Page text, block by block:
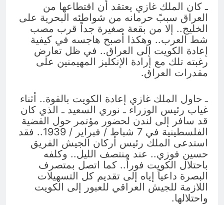
ـ كان الملك غازي يعتقد أن اقتطاعها من
العراق سببً حرمانه من شواطئه البحرية على
الخليج.. إلا من بقعة صغيرة جداً قرب مصب
شط العرب.. وهكذا أصبح هاجسه في كيفية
إعادة الكويت إلى العراق.. في ظل تعارض
رغبته تلك مع إرادة الإنكليز المهيمنين على
مقدرات العراق.
ـ حاول الملك غازي إعادة الكويت بالقوة.. أثناء
غياب رئيس الوزراء ـ نوري السعيد ـ الذي كان
قد سافر إلى لندن لحضور مؤتمر حول القضية
الفلسطينية في 7 شباط / فبراير / 1939.. فقد
استدعى الملك رئيس أركان الجيش الفريق
حسين فوزي.. عند منتصف الليل.. وكلفه
باحتلال الكويت فوراً.. كما اتصل بمتصرف
البصرة داعياً إياه إلى تقديم كل التسهيلات
اللازمة للجيش العراقي للعبور إلى الكويت
واحتلالها.